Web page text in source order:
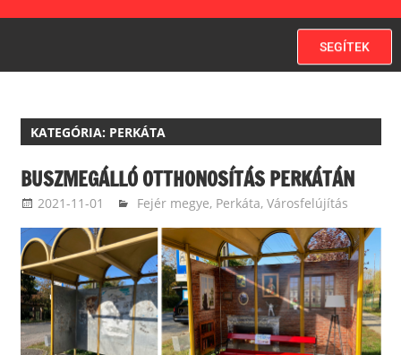
SEGÍTEK
KATEGÓRIA: PERKÁTA
BUSZMEGÁLLÓ OTTHONOSÍTÁS PERKÁTÁN
2021-11-01 ketfarkukutya
Fejér megye, Perkáta, Városfelújítás